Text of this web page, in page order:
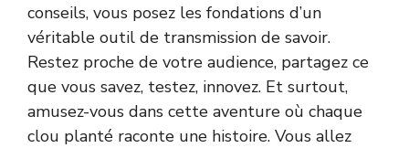
conseils, vous posez les fondations d’un
véritable outil de transmission de savoir.
Restez proche de votre audience, partagez ce
que vous savez, testez, innovez. Et surtout,
amusez-vous dans cette aventure où chaque
clou planté raconte une histoire. Vous allez